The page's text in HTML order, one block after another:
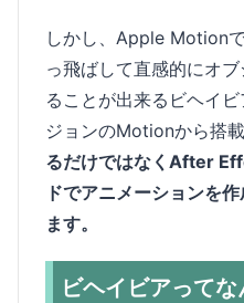
しかし、Apple Motion
っ飛ばして直感的にオ
ることが出来るビヘイ
ジョンのMotionから搭載
るだけではなくAfter
ドでアニメーションを
ます。
ビヘイビアってな